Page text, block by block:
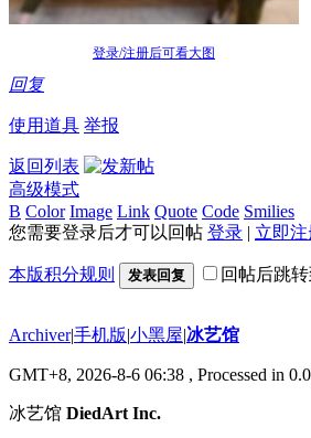
登录/注册后可看大图
回复
使用道具 举报
返回列表
高级模式
B Color Image Link Quote Code Smilies
您需要登录后才可以回帖 登录 | 立即
本版积分规则 发表回复 回帖后跳
Archiver|手机版|小黑屋|冰艺馆
GMT+8, 2026-8-6 06:38 , Processed in
冰艺馆 DiedArt Inc.